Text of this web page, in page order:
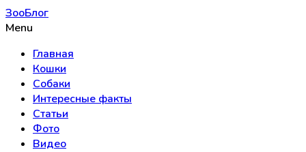
ЗооБлог
Menu
Главная
Кошки
Собаки
Интересные факты
Статьи
Фото
Видео